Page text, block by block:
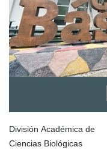
División Académica de
Ciencias Biológicas